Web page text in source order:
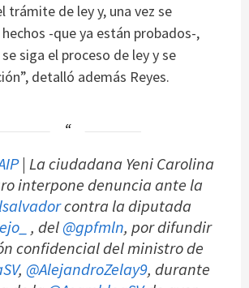
trámite de ley y, una vez se
-que ya están probados-,
siga el proceso de ley y se
detalló además Reyes.
| La ciudadana Yeni Carolina
interpone denuncia ante la
contra la diputada
, del@gpfmln, por difundir
confidencial del ministro de
, @AlejandroZelay9, durante